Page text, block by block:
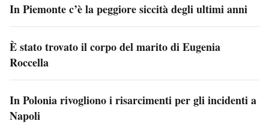
In Piemonte c’è la peggiore siccità degli ultimi anni
È stato trovato il corpo del marito di Eugenia
Roccella
In Polonia rivogliono i risarcimenti per gli incidenti a
Napoli